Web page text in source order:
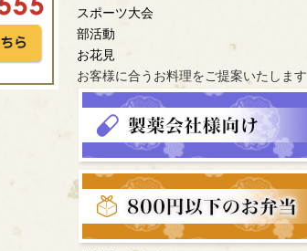
スポーツ大会
部活動
お花見
お客様に合うお料理をご提案いたします